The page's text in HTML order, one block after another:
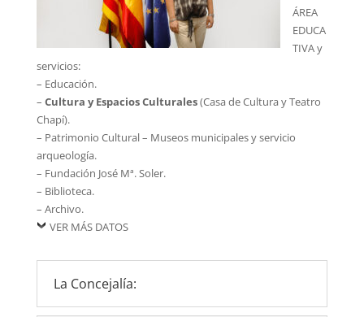
ÁREA
EDUCA
TIVA y
servicios:
– Educación.
– Cultura y Espacios Culturales(Casa de Cultura y Teatro
Chapí).
– Patrimonio Cultural – Museos municipales y servicio
arqueología.
– Fundación José Mª. Soler.
– Biblioteca.
– Archivo.
VER MÁS DATOS
La Concejalía: